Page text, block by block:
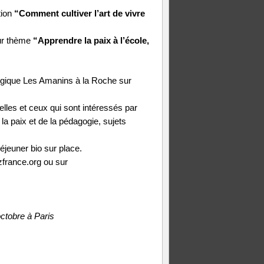
“Comment cultiver l’art de vivre
thème “Apprendre la paix à l’école,
Les Amanins à la Roche sur
et ceux qui sont intéressés par
paix et de la pédagogie, sujets
bio sur place.
ou sur
à Paris